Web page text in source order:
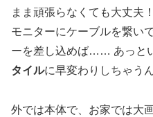
まま頑張らなくても大丈夫
モニターにケーブルを繋い
ーを差し込めば…… あっと
タイルに早変わりしちゃう
外では本体で、お家では大